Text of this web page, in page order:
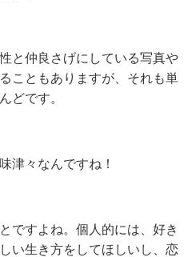
と仲良さげにしている写真や
こともありますが、それも単
どです。
津々なんですね！
ですよね。個人的には、好き
い生き方をしてほしいし、恋